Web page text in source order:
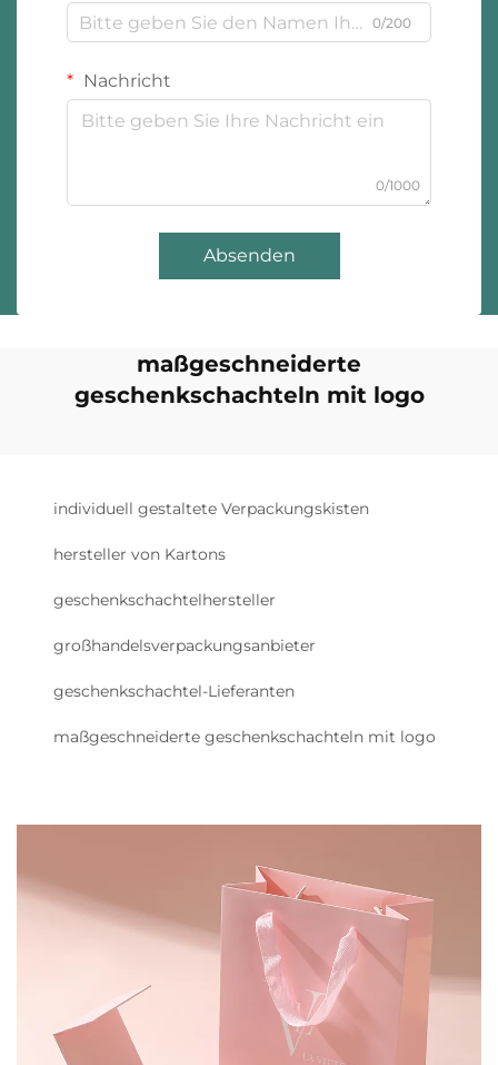
0/200
Nachricht
0/1000
Absenden
maßgeschneiderte
geschenkschachteln mit logo
individuell gestaltete Verpackungskisten
hersteller von Kartons
geschenkschachtelhersteller
großhandelsverpackungsanbieter
geschenkschachtel-Lieferanten
maßgeschneiderte geschenkschachteln mit logo